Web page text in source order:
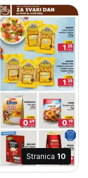
Stranica 10